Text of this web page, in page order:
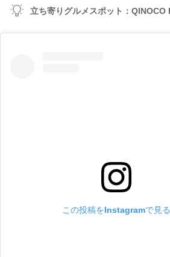
立ち寄りグルメスポット：QINOCO
この投稿をInstagramで見る